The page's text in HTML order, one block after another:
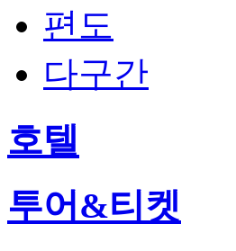
편도
다구간
호텔
투어&티켓